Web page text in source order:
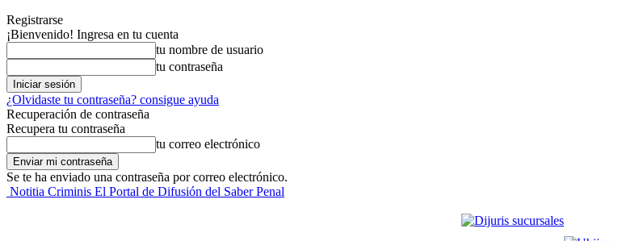
Registrarse
¡Bienvenido! Ingresa en tu cuenta
tu nombre de usuario
tu contraseña
¿Olvidaste tu contraseña? consigue ayuda
Recuperación de contraseña
Recupera tu contraseña
tu correo electrónico
Se te ha enviado una contraseña por correo electrónico.
Notitia Criminis El Portal de Difusión del Saber Penal